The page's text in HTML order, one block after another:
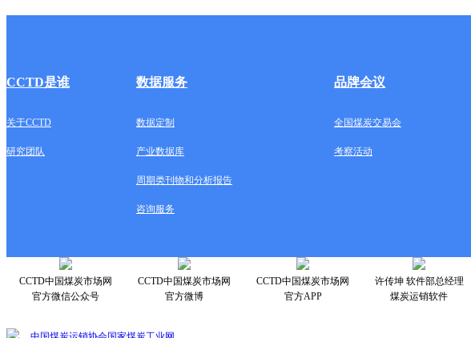
CCTD是谁 数据服务 品牌会议
关于CCTD 数据定制 全国煤炭交易会
研究团队 产业数据库 考察活动
周期类刊物和分析报告
咨询服务
CCTD中国煤炭市场网
官方微信公众号
CCTD中国煤炭市场网
官方微博
CCTD中国煤炭市场网
官方APP
许传坤 软件部总经理
煤炭运销软件